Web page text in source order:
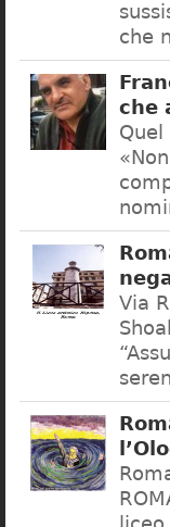
che
che
Via